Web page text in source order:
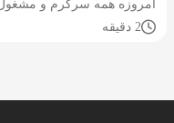
امروزه همه سرگرم و
2 دقیقه